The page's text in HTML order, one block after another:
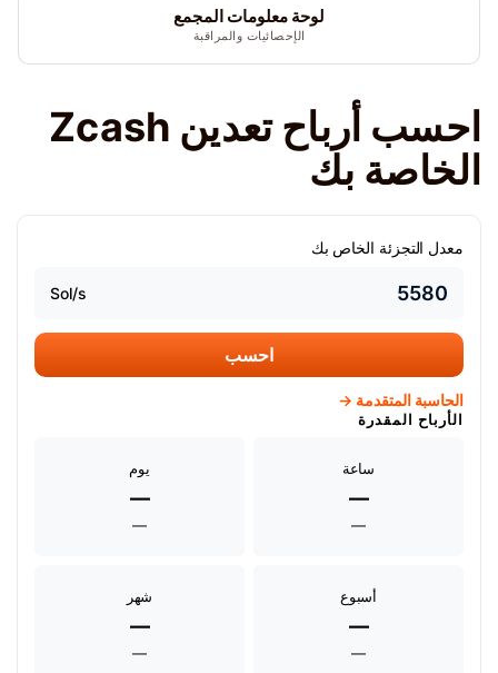
لوحة معلومات المجمع
الإحصائيات والمراقبة
احسب أرباح تعدين Zcash
الخاصة بك
معدل التجزئة الخاص بك
Sol/s
احسب
الحاسبة المتقدمة →
الأرباح المقدرة
ساعة
—
—
يوم
—
—
أسبوع
—
—
شهر
—
—